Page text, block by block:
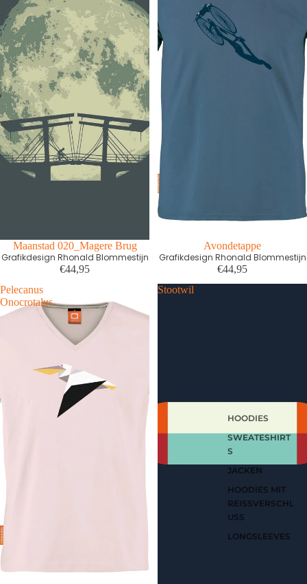
HOODIES
SWEATESHIRT
S
JACKEN
HOODIES MIT
REISSVERSCHLU
SS
LONGSLEEVES
First edition
Maanstad 020_Magere Brug
Grafikdesign Rhonald Blommestijn
€44,95
First editionAvondetappe
Grafikdesign Rhonald Blommestijn
€44,95
Pelecanus
Onocrotalus
Stootwil